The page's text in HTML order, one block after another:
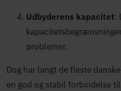
Udbyderens kapacitet:
problemer.
Dog har langt de fleste
en god og stabil forbindelse